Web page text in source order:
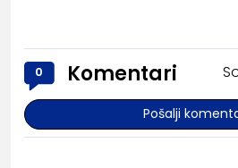
0 Komentari
Pošalji